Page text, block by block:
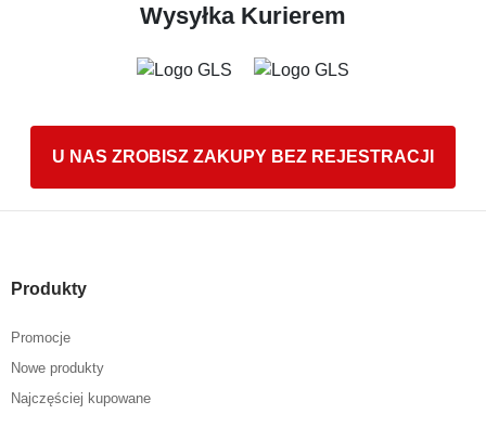
Wysyłka Kurierem
U NAS ZROBISZ ZAKUPY BEZ REJESTRACJI
Produkty
Promocje
Nowe produkty
Najczęściej kupowane